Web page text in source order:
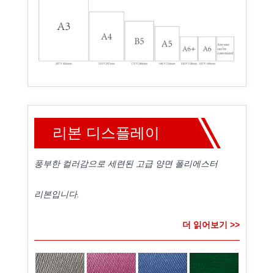
리본 디스플레이
풍부한 컬러감으로 세련된 고급 양면 폴리에스터
리본입니다.
더 읽어보기 >>